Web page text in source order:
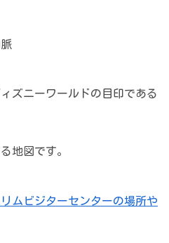
ズニーワールドの目印である
地図です。
ムビジターセンターの場所や